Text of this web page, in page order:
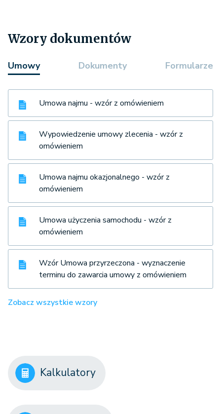
Wzory dokumentów
Umowy Dokumenty Formularze
Umowa najmu - wzór z omówieniem
Wypowiedzenie umowy zlecenia - wzór z
omówieniem
Umowa najmu okazjonalnego - wzór z
omówieniem
Umowa użyczenia samochodu - wzór z
omówieniem
Wzór Umowa przyrzeczona - wyznaczenie
terminu do zawarcia umowy z omówieniem
Zobacz wszystkie wzory
Kalkulatory